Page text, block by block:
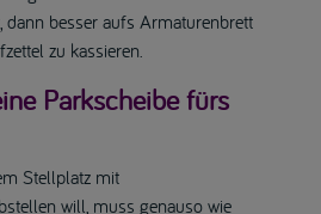
besser aufs Armaturenbrett
zu kassieren.
Parkscheibe fürs
Stellplatz mit
will, muss genauso wie